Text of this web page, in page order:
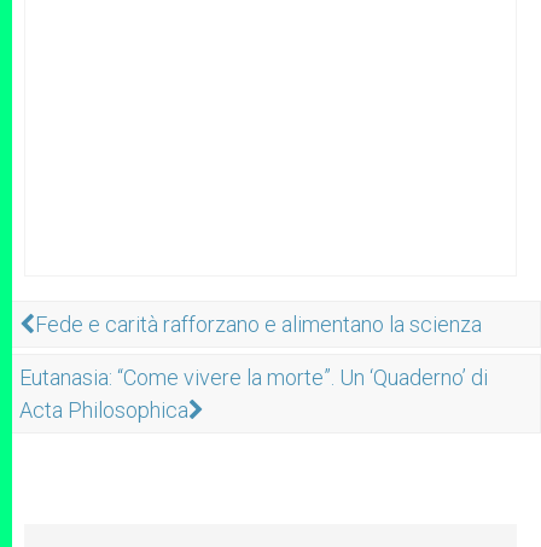
Fede e carità rafforzano e alimentano la scienza
Eutanasia: “Come vivere la morte”. Un ‘Quaderno’ di
Acta Philosophica